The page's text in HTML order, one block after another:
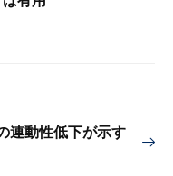
連動性低下が示す